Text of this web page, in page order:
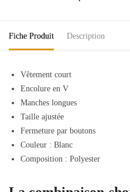
Fiche Produit Description
Vêtement court
Encolure en V
Manches longues
Taille ajustée
Fermeture par boutons
Couleur : Blanc
Composition : Polyester